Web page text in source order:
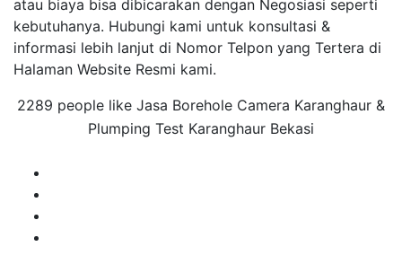
atau biaya bisa dibicarakan dengan Negosiasi seperti
kebutuhanya. Hubungi kami untuk konsultasi &
informasi lebih lanjut di Nomor Telpon yang Tertera di
Halaman Website Resmi kami.
2289 people like Jasa Borehole Camera Karanghaur &
Plumping Test Karanghaur Bekasi